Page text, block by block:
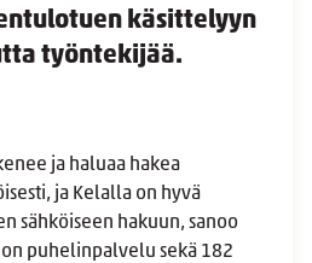
käsittelyyn
työntekijää.
ja haluaa hakea
ja Kelalla on hyvä
sähköiseen hakuun, sanoo
puhelinpalvelu sekä 182